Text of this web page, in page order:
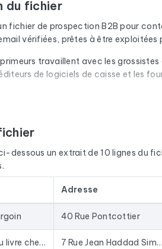
du fichier
fichier de prospection B2B pour
vérifiées, prêtes à être
travaillent avec les
de logiciels de caisse et les
fichier passe par une vérification
pas aux emails. Pour chaque
grâce à un croisement avec les
extraites de Google Maps et
des années : les entreprises
ce fichier sert à alimenter vos
dessous un extrait de 10 lignes du
Adresse
40 Rue Pontcottier
monpanierbleu livre chez vous la Qualité des meilleurs Artisans Commerçants Producteurs Azuréens 7 Rue Jean Haddad Simon